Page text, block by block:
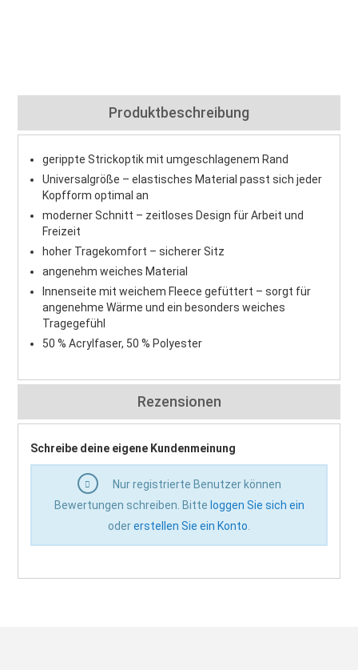
Produktbeschreibung
gerippte Strickoptik mit umgeschlagenem Rand
Universalgröße – elastisches Material passt sich jeder
Kopfform optimal an
moderner Schnitt – zeitloses Design für Arbeit und
Freizeit
hoher Tragekomfort – sicherer Sitz
angenehm weiches Material
Innenseite mit weichem Fleece gefüttert – sorgt für
angenehme Wärme und ein besonders weiches
Tragegefühl
50 % Acrylfaser, 50 % Polyester
Rezensionen
Schreibe deine eigene Kundenmeinung
Nur registrierte Benutzer können
Bewertungen schreiben. Bitte loggen Sie sich ein
odererstellen Sie ein Konto